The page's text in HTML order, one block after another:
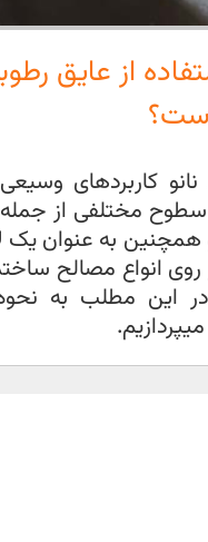
از عایق
کاربردهای
مختلفی از
به عنوان یک
انواع مصالح
این مطلب به نحوه